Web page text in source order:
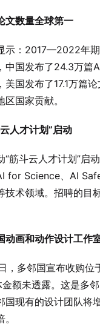
文数量全球第一
示：2017—2022年
中国发布了24.3万篇
美国发布了17.1万篇
国家贡献。
人才计划”启动
“筋斗云人才计划”启
for Science、AI
技术领域。招聘的
动画和动作设计工作
，多邻国宣布收购位
额未透露。这是多
国现有的设计团队将